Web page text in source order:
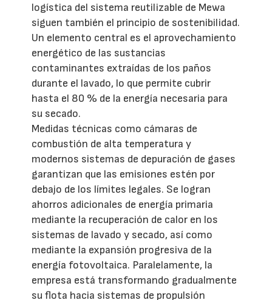
logística del sistema reutilizable de Mewa
siguen también el principio de sostenibilidad.
Un elemento central es el aprovechamiento
energético de las sustancias
contaminantes extraídas de los paños
durante el lavado, lo que permite cubrir
hasta el 80 % de la energía necesaria para
su secado.
Medidas técnicas como cámaras de
combustión de alta temperatura y
modernos sistemas de depuración de gases
garantizan que las emisiones estén por
debajo de los límites legales. Se logran
ahorros adicionales de energía primaria
mediante la recuperación de calor en los
sistemas de lavado y secado, así como
mediante la expansión progresiva de la
energía fotovoltaica. Paralelamente, la
empresa está transformando gradualmente
su flota hacia sistemas de propulsión